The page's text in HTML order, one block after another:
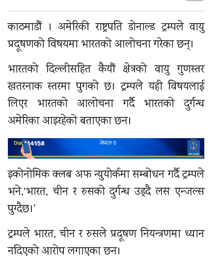
काठमाडौं । अमेरिकी राष्ट्रपति डोनाल्ड ट्रम्पले वायु
प्रदूषणको विषयमा भारतको आलोचना गरेका छन्।
भारतको दिल्लीसहित कैयौं क्षेत्रको वायु गुणस्तर
खतरनाक स्तरमा पुगको छ। ट्रम्पले यही विषयलाई
लिएर भारतको आलोचना गर्दै भारतको दुर्गन्ध
अमेरिका आइरहेको बताएका छन।
इकोनोमिक क्लब अफ न्युयोर्कमा सम्बोधन गर्दै ट्रम्पले
भने,‘भारत, चीन र रुसको दुर्गन्ध उड्दै लस एन्जल्स
पुग्दैछ।’
ट्रम्पले भारत, चीन र रुसले प्रदूषण नियन्त्रणमा ध्यान
नदिएको आरोप लगाएका छन।